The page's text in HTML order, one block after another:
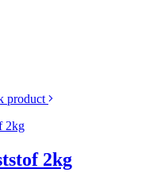
product
2kg